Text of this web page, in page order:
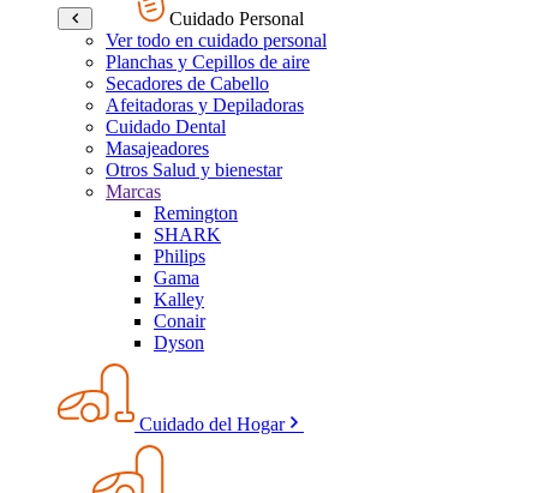
Cuidado Personal
Ver todo en cuidado personal
Planchas y Cepillos de aire
Secadores de Cabello
Afeitadoras y Depiladoras
Cuidado Dental
Masajeadores
Otros Salud y bienestar
Marcas
Remington
SHARK
Philips
Gama
Kalley
Conair
Dyson
Cuidado del Hogar